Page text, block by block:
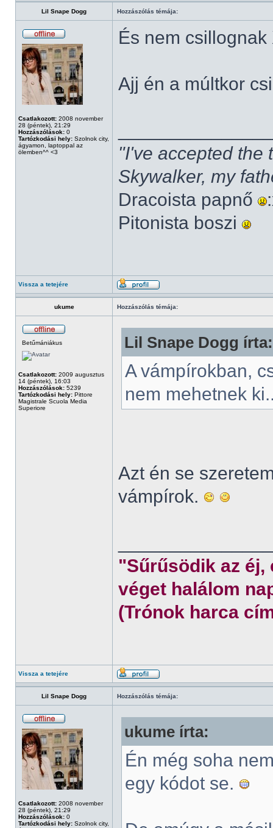
Lil Snape Dogg Hozzászólás témája:
Csatlakozott: 2008 november
28 (péntek), 21:29
Hozzászólások: 0
Tartózkodási hely: Szolnok city,
ágyamon, laptoppal az
ölemben^^ <3
És nem csillognak
Ajj én a múltkor
"I've accepted the
Skywalker, my
Dracoista papnő
Pitonista boszi
Vissza a tetejére
ukume Hozzászólás témája:
Betűmániákus
Csatlakozott: 2009 augusztus
14 (péntek), 16:03
Hozzászólások: 5239
Tartózkodási hely: Pittore
Magistrale Scuola Media
Superiore
Lil Snape Dogg írta:
A vámpírokban,
nem mehetnek
Azt én se
vámpírok.
"Sűrűsödik az éj,
véget halálom
(Trónok harca
Vissza a tetejére
Lil Snape Dogg Hozzászólás témája:
Csatlakozott: 2008 november
28 (péntek), 21:29
Hozzászólások: 0
Tartózkodási hely: Szolnok city,
ukume írta:
Én még soha
egy kódot se.